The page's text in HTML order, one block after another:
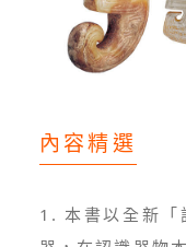
內容精選
1. 本書以全新「